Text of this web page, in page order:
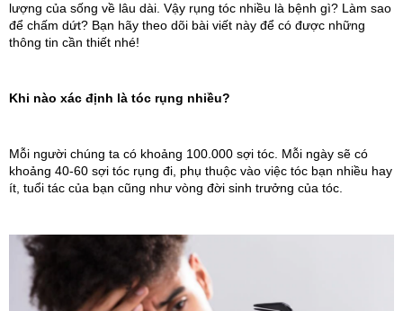
lượng của sống về lâu dài. Vậy rụng tóc nhiều là bệnh gì? Làm sao
để chấm dứt? Bạn hãy theo dõi bài viết này để có được những
thông tin cần thiết nhé!
Khi nào xác định là tóc rụng nhiều?
Mỗi người chúng ta có khoảng 100.000 sợi tóc. Mỗi ngày sẽ có
khoảng 40-60 sợi tóc rụng đi, phụ thuộc vào việc tóc bạn nhiều hay
ít, tuổi tác của bạn cũng như vòng đời sinh trưởng của tóc.